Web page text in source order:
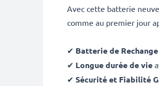
Avec cette batterie
comme au premier jour
✔ Batterie de
✔ Longue durée de vie
✔ Sécurité et Fiabilité